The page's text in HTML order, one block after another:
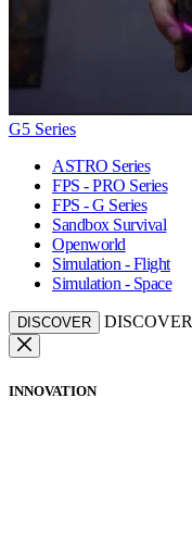
G5 Series
ASTRO Series
FPS - PRO Series
FPS - G Series
Sandbox Survival
Openworld
Simulation - Flight
Simulation - Space
DISCOVER DISCOVER
INNOVATION